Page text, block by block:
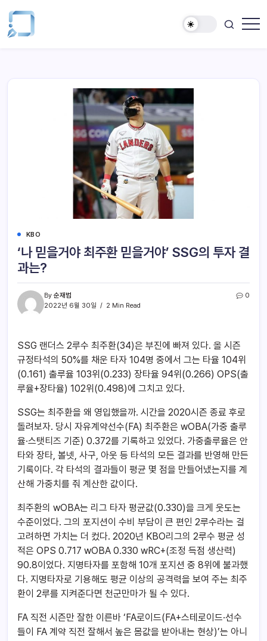
KBO
‘나 믿을거야 최주환 믿을거야’ SSG의 투자 결
과는?
By 순재범
2022년 6월 30일
2 Min Read
0
SSG 랜더스 2루수 최주환(34)은 부진에 빠져 있다. 올 시즌
규정타석의 50%를 채운 타자 104명 중에서 그는 타율 104위
(0.161) 출루율 103위(0.233) 장타율 94위(0.266) OPS(출
루율+장타율) 102위(0.498)에 그치고 있다.
SSG는 최주환을 왜 영입했을까. 시간을 2020시즌 종료 후로
돌려보자. 당시 자유계약선수(FA) 최주환은 wOBA(가중 출루
율·스탯티즈 기준) 0.372를 기록하고 있었다. 가중출루율은 안
타와 장타, 볼넷, 사구, 아웃 등 타석의 모든 결과를 반영해 만든
기록이다. 각 타석의 결과들이 평균 몇 점을 만들어냈는지를 계
산해 가중치를 줘 계산한 값이다.
최주환의 wOBA는 리그 타자 평균값(0.330)을 크게 웃도는
수준이었다. 그의 포지션이 수비 부담이 큰 편인 2루수라는 걸
고려하면 가치는 더 컸다. 2020년 KBO리그의 2루수 평균 성
적은 OPS 0.717 wOBA 0.330 wRC+(조정 득점 생산력)
90.8이었다. 지명타자를 포함해 10개 포지션 중 8위에 불과했
다. 지명타자로 기용해도 평균 이상의 공격력을 보여 주는 최주
환이 2루를 지켜준다면 천군만마가 될 수 있다.
FA 직전 시즌만 잘한 이른바 ‘FA로이드(FA+스테로이드·선수
들이 FA 계약 직전 잘해서 높은 몸값을 받아내는 현상)’는 아니